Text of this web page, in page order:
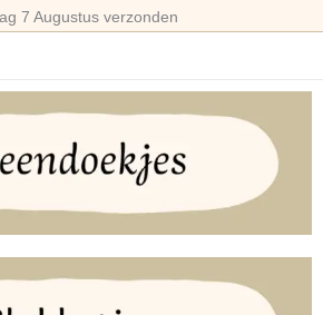
7 Augustus verzonden